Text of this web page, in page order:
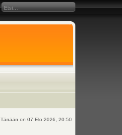
Tänään on 07 Elo 2026, 20:50